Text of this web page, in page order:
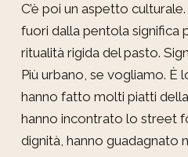
C’è poi un aspetto
fuori dalla pentola significa
ritualità rigida del pasto.
Più urbano, se vogliamo. È
hanno fatto molti piatti
hanno incontrato lo street
dignità, hanno guadagnato